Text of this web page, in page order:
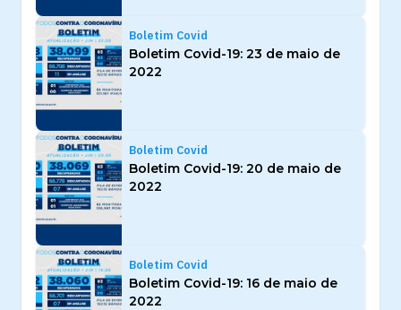
Boletim Covid
Boletim Covid-19: 23 de maio de
2022
Boletim Covid
Boletim Covid-19: 20 de maio de
2022
Boletim Covid
Boletim Covid-19: 16 de maio de
2022